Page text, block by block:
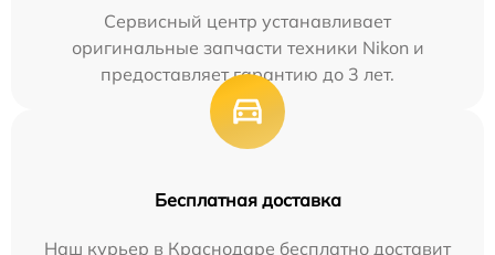
Сервисный центр устанавливает
оригинальные запчасти техники Nikon и
предоставляет гарантию до 3 лет.
Бесплатная доставка
Наш курьер в Краснодаре бесплатно доставит